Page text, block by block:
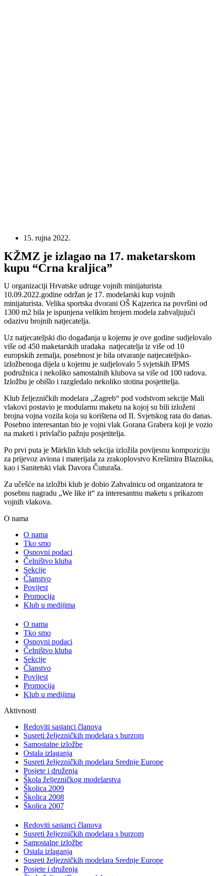
15. rujna 2022.
KŽMZ je izlagao na 17. maketarskom
kupu “Crna kraljica”
U organizaciji Hrvatske udruge vojnih minijaturista
10.09.2022.godine održan je 17. modelarski kup vojnih
minijaturista. Velika sportska dvorani OŠ Kajzerica na površini od
1300 m2 bila je ispunjena velikim brojem modela zahvaljujući
odazivu brojnih natjecatelja.
Uz natjecateljski dio događanja u kojemu je ove godine sudjelovalo
više od 450 maketarskih uradaka natjecatelja iz više od 10
europskih zemalja, posebnost je bila otvaranje natjecateljsko-
izložbenoga dijela u kojemu je sudjelovalo 5 svjetskih IPMS
podružnica i nekoliko samostalnih klubova sa više od 100 radova.
Izložbu je obišlo i razgledalo nekoliko stotina posjetitelja.
Klub željezničkih modelara „Zagreb“ pod vodstvom sekcije Mali
vlakovi postavio je modularnu maketu na kojoj su bili izloženi
brojna vojna vozila koja su korištena od II. Svjetskog rata do danas.
Posebno interesantan bio je vojni vlak Gorana Grabera koji je vozio
na maketi i privlačio pažnju posjetitelja.
Po prvi puta je Märklin klub sekcija izložila povijesnu kompoziciju
za prijevoz aviona i materijala za zrakoplovstvo Krešimira Blaznika,
kao i Sanitetski vlak Davora Čuturaša.
Za učešće na izložbi klub je dobio Zahvalnicu od organizatora te
posebnu nagradu „We like it“ za interesantnu maketu s prikazom
vojnih vlakova.
O nama
O nama
Tko smo
Osnovni podaci
Čelništvo kluba
Sekcije
Članstvo
Povijest
Promocija
Klub u medijima
O nama
Tko smo
Osnovni podaci
Čelništvo kluba
Sekcije
Članstvo
Povijest
Promocija
Klub u medijima
Aktivnosti
Redoviti sastanci članova
Susreti željezničkih modelara s burzom
Samostalne izložbe
Ostala izlaganja
Susreti željezničkih modelara Srednje Europe
Posjete i druženja
Škola željezničkog modelarstva
Školica 2009
Školica 2008
Školica 2007
Redoviti sastanci članova
Susreti željezničkih modelara s burzom
Samostalne izložbe
Ostala izlaganja
Susreti željezničkih modelara Srednje Europe
Posjete i druženja